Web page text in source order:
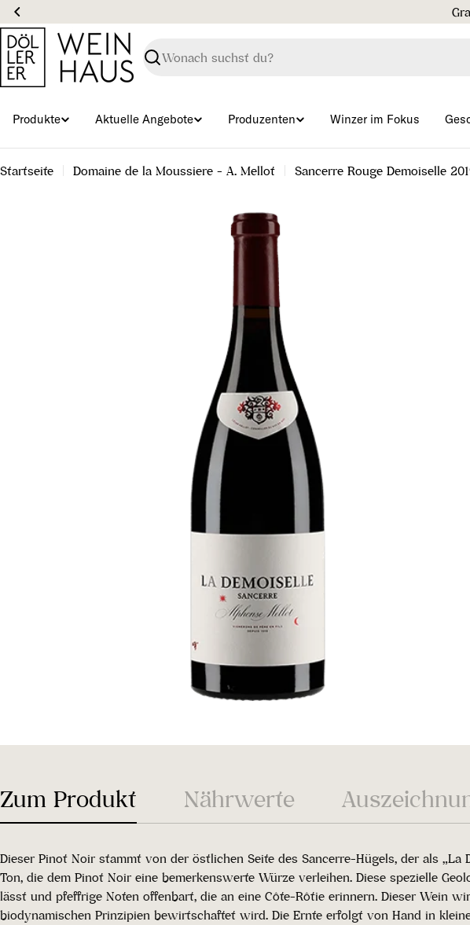
Zum
Inhalt
springen
Suchen
Produkte Aktuelle Angebote Produzenten Winzer im Fokus
Startseite Domaine de la Moussiere - A. Mellot Sancerre Rouge Demoiselle
Zum Produkt Nährwerte
Dieser Pinot Noir stammt von der östlichen Seite des Sancerre-Hügels, der als
Ton, die dem Pinot Noir eine bemerkenswerte Würze verleihen. Diese spezielle
lässt und pfeffrige Noten offenbart, die an eine Côte-Rôtie erinnern. Dieser Wein
biodynamischen Prinzipien bewirtschaftet wird. Die Ernte erfolgt von Hand in